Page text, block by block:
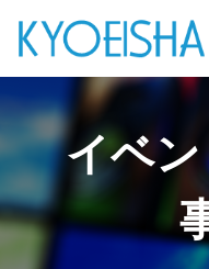
イベ